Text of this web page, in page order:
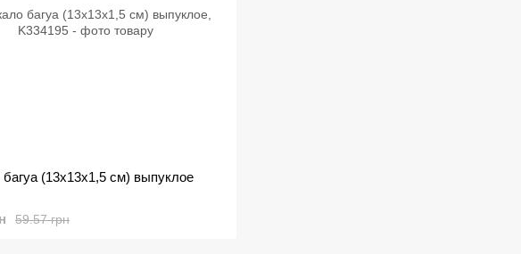
багуа (13х13х1,5 см) выпуклое
59.57 грн